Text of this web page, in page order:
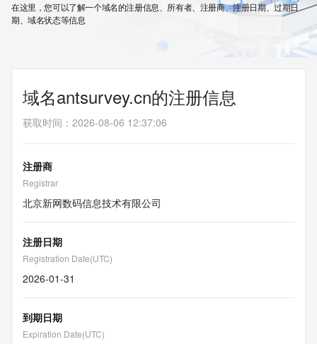
在这里，您可以了解一个域名的注册信息、所有者、注册商、注册日期、过期日
期、域名状态等信息
域名antsurvey.cn的注册信息
获取时间 ： 2026-08-06 12:37:06
注册商
Registrar
北京新网数码信息技术有限公司
注册日期
Registration Date(UTC)
2026-01-31
到期日期
Expiration Date(UTC)